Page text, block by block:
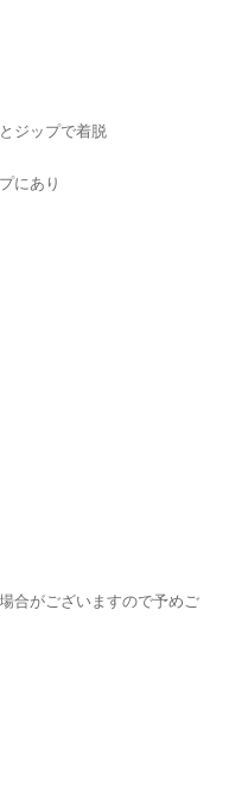
ジップで着脱
にあり
合がございますので予めご